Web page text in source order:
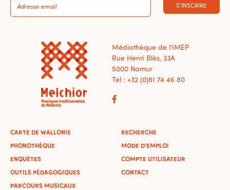
S'INSCRIRE
Médiathèque de l'IMEP
Rue Henri Blès, 33A
5000 Namur
Tel : +32 (0)81 74 46 80
CARTE DE WALLONIE
PHONOTHÈQUE
ENQUÊTES
OUTILS PÉDAGOGIQUES
PARCOURS MUSICAUX
RECHERCHE
MODE D'EMPLOI
COMPTE UTILISATEUR
CONTACT